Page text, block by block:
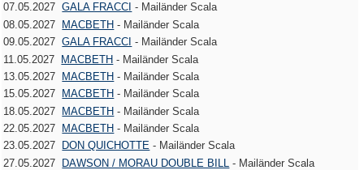
07.05.2027GALA FRACCI - Mailänder Scala
08.05.2027 MACBETH - Mailänder Scala
09.05.2027GALA FRACCI - Mailänder Scala
11.05.2027 MACBETH - Mailänder Scala
13.05.2027
MACBETH - Mailänder Scala
15.05.2027
MACBETH - Mailänder Scala
18.05.2027 MACBETH - Mailänder Scala
22.05.2027
MACBETH - Mailänder Scala
23.05.2027
DON QUICHOTTE - Mailänder Scala
27.05.2027
DAWSON / MORAU DOUBLE BILL
- Mailänder Scala